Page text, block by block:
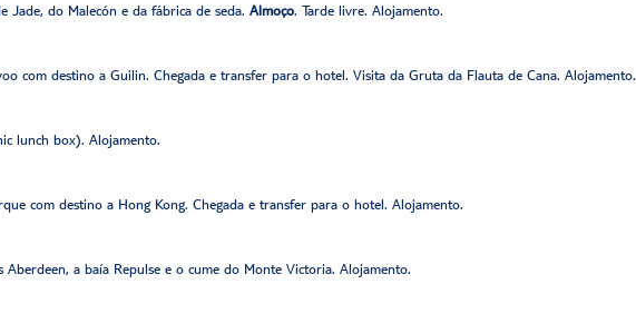
Jade, do Malecón e da fábrica de seda. Almoço. Tarde livre. Alojamento.
com destino a Guilin. Chegada e transfer para o hotel. Visita da Gruta da Flauta de Cana. Alojamento.
lunch box). Alojamento.
com destino a Hong Kong. Chegada e transfer para o hotel. Alojamento.
a baía Repulse e o cume do Monte Victoria. Alojamento.